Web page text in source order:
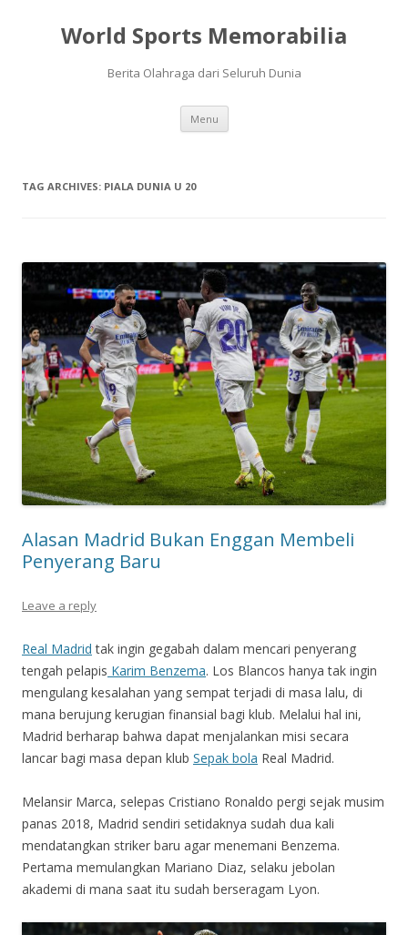
World Sports Memorabilia
Berita Olahraga dari Seluruh Dunia
Menu Skip
content
TAG ARCHIVES: PIALA DUNIA U 20
Alasan Madrid Bukan Enggan Membeli
Penyerang Baru
Leave a reply
Real Madrid tak ingin gegabah dalam mencari penyerang
tengah pelapis Karim Benzema. Los Blancos hanya tak ingin
mengulang kesalahan yang sempat terjadi di masa lalu, di
mana berujung kerugian finansial bagi klub. Melalui hal ini,
Madrid berharap bahwa dapat menjalankan misi secara
lancar bagi masa depan klub Sepak bola Real Madrid.
Melansir Marca, selepas Cristiano Ronaldo pergi sejak musim
panas 2018, Madrid sendiri setidaknya sudah dua kali
mendatangkan striker baru agar menemani Benzema.
Pertama memulangkan Mariano Diaz, selaku jebolan
akademi di mana saat itu sudah berseragam Lyon.